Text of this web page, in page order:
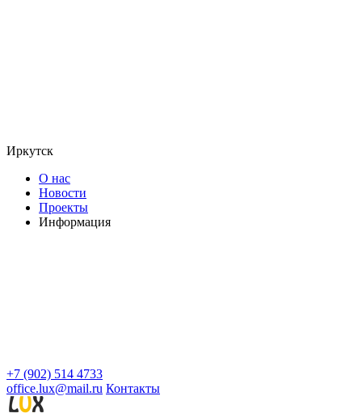
Иркутск
О нас
Новости
Проекты
Информация
+7 (902) 514 4733
office.lux@mail.ru Контакты